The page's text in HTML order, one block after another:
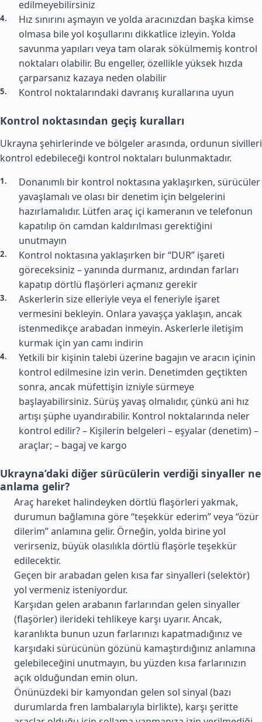
edilmeyebilirsiniz
Hız sınırını aşmayın ve yolda aracınızdan başka kimse
olmasa bile yol koşullarını dikkatlice izleyin. Yolda
savunma yapıları veya tam olarak sökülmemiş kontrol
noktaları olabilir. Bu engeller, özellikle yüksek hızda
çarparsanız kazaya neden olabilir
Kontrol noktalarındaki davranış kurallarına uyun
Kontrol noktasından geçiş kuralları
Ukrayna şehirlerinde ve bölgeler arasında, ordunun sivilleri
kontrol edebileceği kontrol noktaları bulunmaktadır.
Donanımlı bir kontrol noktasına yaklaşırken, sürücüler
yavaşlamalı ve olası bir denetim için belgelerini
hazırlamalıdır. Lütfen araç içi kameranın ve telefonun
kapatılıp ön camdan kaldırılması gerektiğini
unutmayın
Kontrol noktasına yaklaşırken bir “DUR” işareti
göreceksiniz – yanında durmanız, ardından farları
kapatıp dörtlü flaşörleri açmanız gerekir
Askerlerin size elleriyle veya el feneriyle işaret
vermesini bekleyin. Onlara yavaşça yaklaşın, ancak
istenmedikçe arabadan inmeyin. Askerlerle iletişim
kurmak için yan camı indirin
Yetkili bir kişinin talebi üzerine bagajın ve aracın içinin
kontrol edilmesine izin verin. Denetimden geçtikten
sonra, ancak müfettişin izniyle sürmeye
başlayabilirsiniz. Sürüş yavaş olmalıdır, çünkü ani hız
artışı şüphe uyandırabilir. Kontrol noktalarında neler
kontrol edilir? – Kişilerin belgeleri – eşyalar (denetim) –
araçlar; – bagaj ve kargo
Ukrayna’daki diğer sürücülerin verdiği sinyaller ne
anlama gelir?
Araç hareket halindeyken dörtlü flaşörleri yakmak,
durumun bağlamına göre “teşekkür ederim” veya “özür
dilerim” anlamına gelir. Örneğin, yolda birine yol
verirseniz, büyük olasılıkla dörtlü flaşörle teşekkür
edilecektir.
Geçen bir arabadan gelen kısa far sinyalleri (selektör)
yol vermeniz isteniyordur.
Karşıdan gelen arabanın farlarından gelen sinyaller
(flaşörler) ilerideki tehlikeye karşı uyarır. Ancak,
karanlıkta bunun uzun farlarınızı kapatmadığınız ve
karşıdaki sürücünün gözünü kamaştırdığınız anlamına
gelebileceğini unutmayın, bu yüzden kısa farlarınızın
açık olduğundan emin olun.
Önünüzdeki bir kamyondan gelen sol sinyal (bazı
durumlarda fren lambalarıyla birlikte), karşı şeritte